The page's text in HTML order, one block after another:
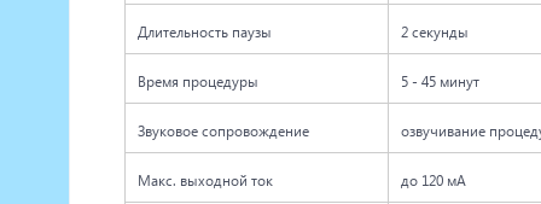
Длительность паузы 2 секунды
Время процедуры 5 - 45 минут
Звуковое сопровождение озвучивание
Макс. выходной ток до 120 мА